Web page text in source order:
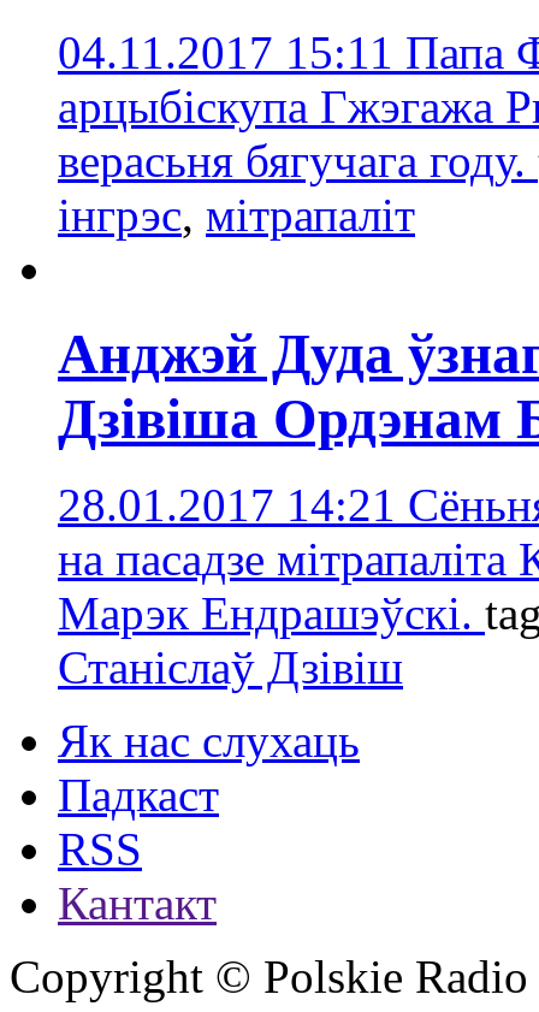
04.11.2017 15:11 Папа
арцыбіскупа Гжэгажа
верасьня бягучага году.
інгрэс, мітрапаліт
Анджэй Дуда
Дзівіша Ордэнам
28.01.2017 14:21
нa пасадзе
Марэк Ендрашэўскі.
Станіслаў Дзівіш
Як нас слухаць
Падкаст
RSS
Кантакт
Copyright © Polskie